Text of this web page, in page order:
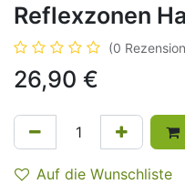
Reflexzonen
(0
26,90 €
Auf die Wunschliste